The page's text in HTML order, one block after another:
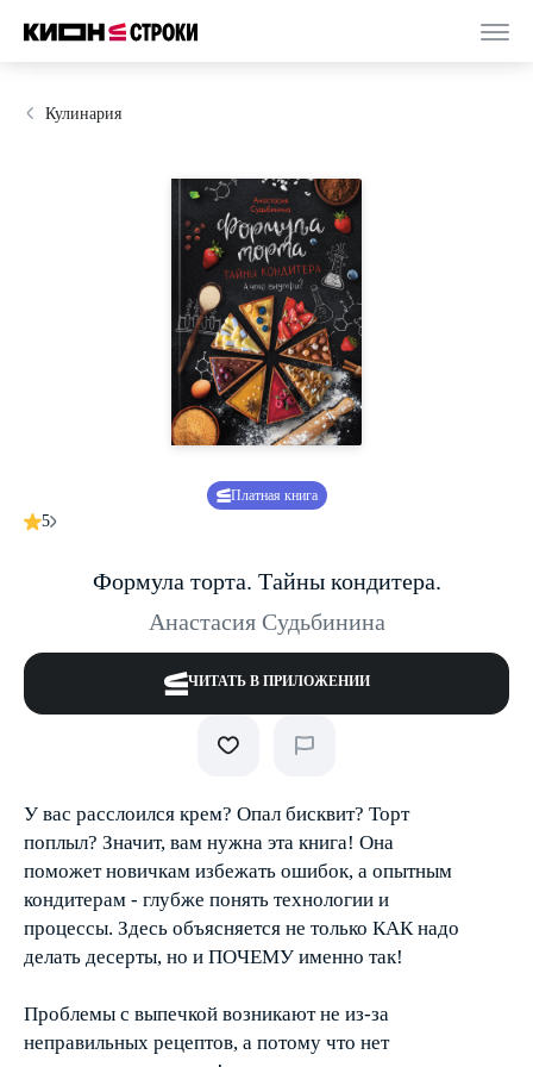
Кулинария
Платная книга
5
Формула торта. Тайны кондитера.
Анастасия Судьбинина
ЧИТАТЬ В ПРИЛОЖЕНИИ
У вас расслоился крем? Опал бисквит? Торт
поплыл? Значит, вам нужна эта книга! Она
поможет новичкам избежать ошибок, а опытным
кондитерам - глубже понять технологии и
процессы. Здесь объясняется не только КАК надо
делать десерты, но и ПОЧЕМУ именно так!
Проблемы с выпечкой возникают не из-за
неправильных рецептов, а потому что нет